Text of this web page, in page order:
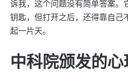
诉我，这个问题没有简单答案。
钥匙，但打开之后，还得靠自己
起一片天。
中科院颁发的